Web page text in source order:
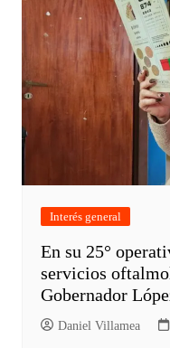
Interés general
En su 25°
servicios
Gobernador
Daniel Villamea